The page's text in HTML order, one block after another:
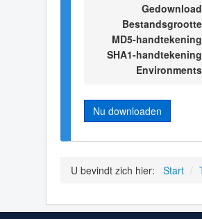
Gedownload
Bestandsgrootte
MD5-handtekening
SHA1-handtekening
Environments
Nu downloaden
U bevindt zich hier: Start /